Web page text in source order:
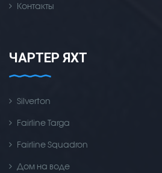
Контакты
ЧАРТЕР ЯХТ
Silverton
Fairline Targa
Fairline Squadron
Дом на воде